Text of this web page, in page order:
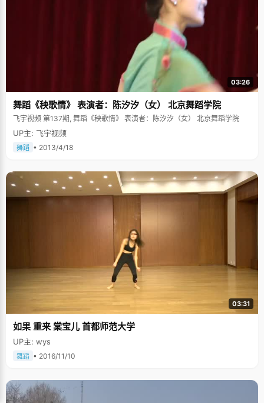
03:26
舞蹈《秧歌情》 表演者：陈汐汐（女） 北京舞蹈学院
飞宇视频 第137期, 舞蹈《秧歌情》 表演者：陈汐汐（女） 北京舞蹈学院
UP主: 飞宇视频
舞蹈 • 2013/4/18
03:31
如果 重来 棠宝儿 首都师范大学
UP主: wys
舞蹈 • 2016/11/10